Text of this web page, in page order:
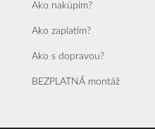
Ako nakúpim?
Ako zaplatím?
Ako s dopravou?
BEZPLATNÁ montáž